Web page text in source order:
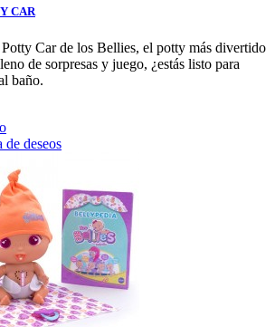
CAR
Potty Car de los Bellies, el potty más divertido
de sorpresas y juego, ¿estás listo para
baño.
deseos